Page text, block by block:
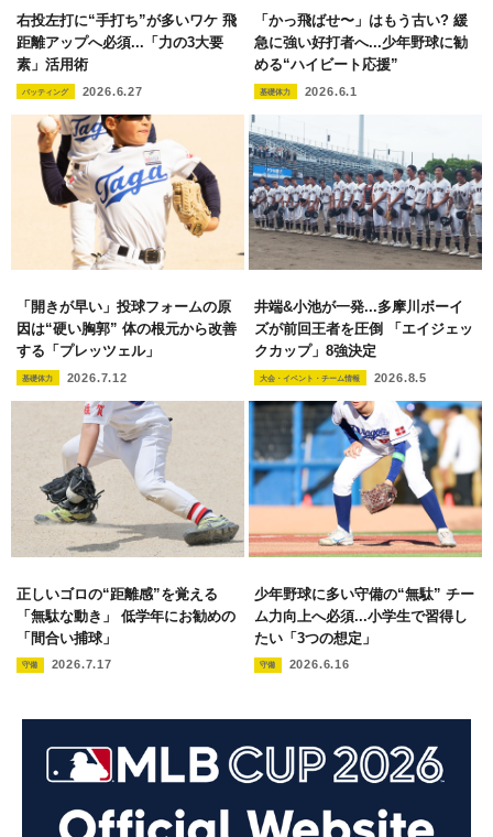
右投左打に“手打ち”が多いワケ 飛
距離アップへ必須...「力の3大要
素」活用術
バッティング 2026.6.27
「かっ飛ばせ〜」はもう古い? 緩
急に強い好打者へ...少年野球に勧
める“ハイビート応援”
基礎体力 2026.6.1
「開きが早い」投球フォームの原
因は“硬い胸郭” 体の根元から改善
する「プレッツェル」
基礎体力 2026.7.12
井端&小池が一発...多摩川ボーイ
ズが前回王者を圧倒 「エイジェッ
クカップ」8強決定
大会・イベント・チーム情報 2026.8.5
正しいゴロの“距離感”を覚える
「無駄な動き」 低学年にお勧めの
「間合い捕球」
守備 2026.7.17
少年野球に多い守備の“無駄” チー
ム力向上へ必須...小学生で習得し
たい「3つの想定」
守備 2026.6.16